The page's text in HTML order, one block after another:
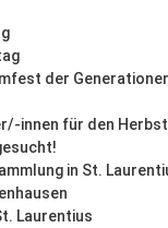
der
innen für den
in St.
Laurentius